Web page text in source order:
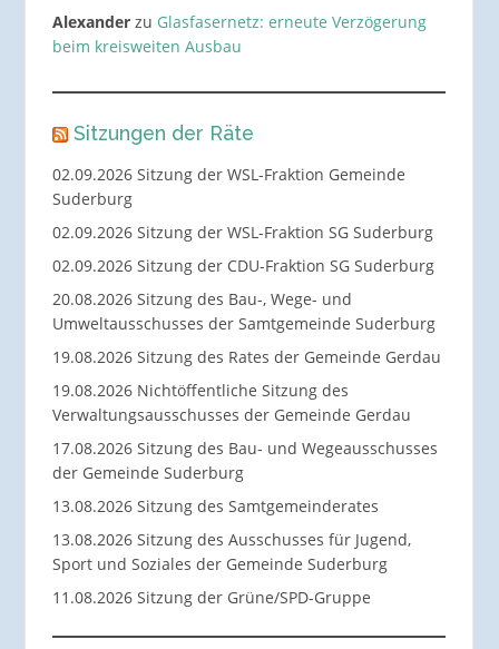
Alexanderzu Glasfasernetz: erneute Verzögerung
beim kreisweiten Ausbau
Sitzungen der Räte
02.09.2026 Sitzung der WSL-Fraktion Gemeinde
Suderburg
02.09.2026 Sitzung der WSL-Fraktion SG Suderburg
02.09.2026 Sitzung der CDU-Fraktion SG Suderburg
20.08.2026 Sitzung des Bau-, Wege- und
Umweltausschusses der Samtgemeinde Suderburg
19.08.2026 Sitzung des Rates der Gemeinde Gerdau
19.08.2026 Nichtöffentliche Sitzung des
Verwaltungsausschusses der Gemeinde Gerdau
17.08.2026 Sitzung des Bau- und Wegeausschusses
der Gemeinde Suderburg
13.08.2026 Sitzung des Samtgemeinderates
13.08.2026 Sitzung des Ausschusses für Jugend,
Sport und Soziales der Gemeinde Suderburg
11.08.2026 Sitzung der Grüne/SPD-Gruppe